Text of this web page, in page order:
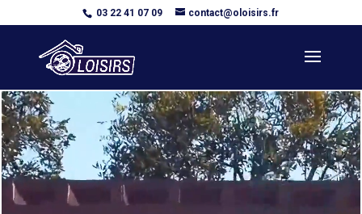
03 22 41 07 09 contact@oloisirs.fr
Lecteur
vidéo